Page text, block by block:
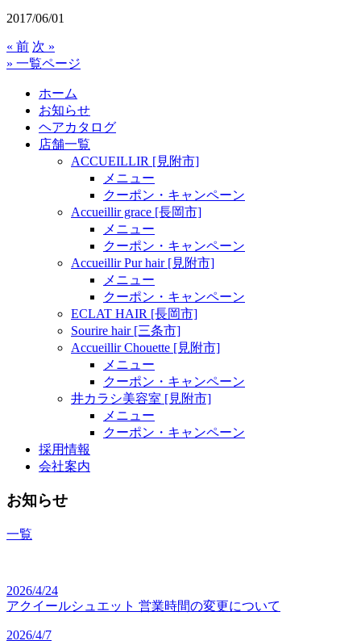
2017/06/01
« 前 次 »
» 一覧ページ
ホーム
お知らせ
ヘアカタログ
店舗一覧
ACCUEILLIR [見附市]
メニュー
クーポン・キャンペーン
Accueillir grace [長岡市]
メニュー
クーポン・キャンペーン
Accueillir Pur hair [見附市]
メニュー
クーポン・キャンペーン
ECLAT HAIR [長岡市]
Sourire hair [三条市]
Accueillir Chouette [見附市]
メニュー
クーポン・キャンペーン
井カラシ美容室 [見附市]
メニュー
クーポン・キャンペーン
採用情報
会社案内
お知らせ
一覧
2026/4/24
アクイールシュエット 営業時間の変更について
2026/4/7